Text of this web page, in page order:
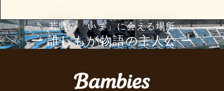
若鷹の「いま」に会える場所
ー 誰しもが物語の主⼈公 ー